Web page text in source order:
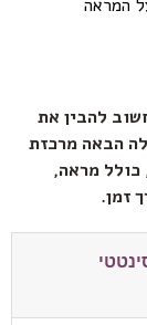
המראה
להבין את
הבאה מרכזת
כולל מראה,
זמן.